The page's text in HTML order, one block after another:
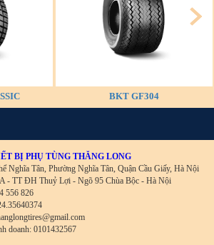
BKT GF304
BỊ PHỤ TÙNG THĂNG LONG
Nghĩa Tân, Phường Nghĩa Tân, Quận Cầu Giấy, Hà Nội
- TT ĐH Thuỷ Lợi - Ngõ 95 Chùa Bộc - Hà Nội
556 826
doanh: 0101432567